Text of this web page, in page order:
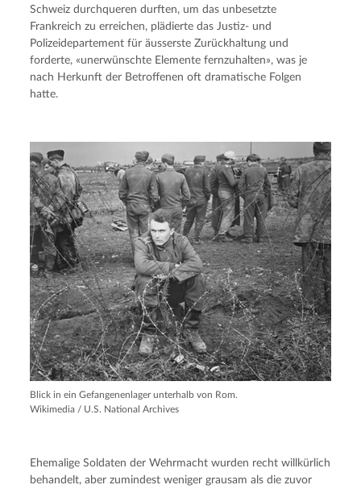
Schweiz durchqueren durften, um das unbesetzte
Frankreich zu erreichen, plädierte das Justiz- und
Polizeidepartement für äusserste Zurückhaltung und
forderte, «unerwünschte Elemente fernzuhalten», was je
nach Herkunft der Betroffenen oft dramatische Folgen
hatte.
Blick in ein Gefangenenlager unterhalb von Rom.
Wikimedia / U.S. National Archives
Ehemalige Soldaten der Wehrmacht wurden recht willkürlich
behandelt, aber zumindest weniger grausam als die zuvor